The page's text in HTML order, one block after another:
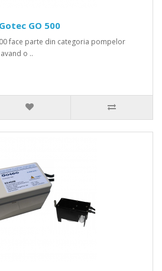
GO 500
face parte din categoria pompelor
o ..